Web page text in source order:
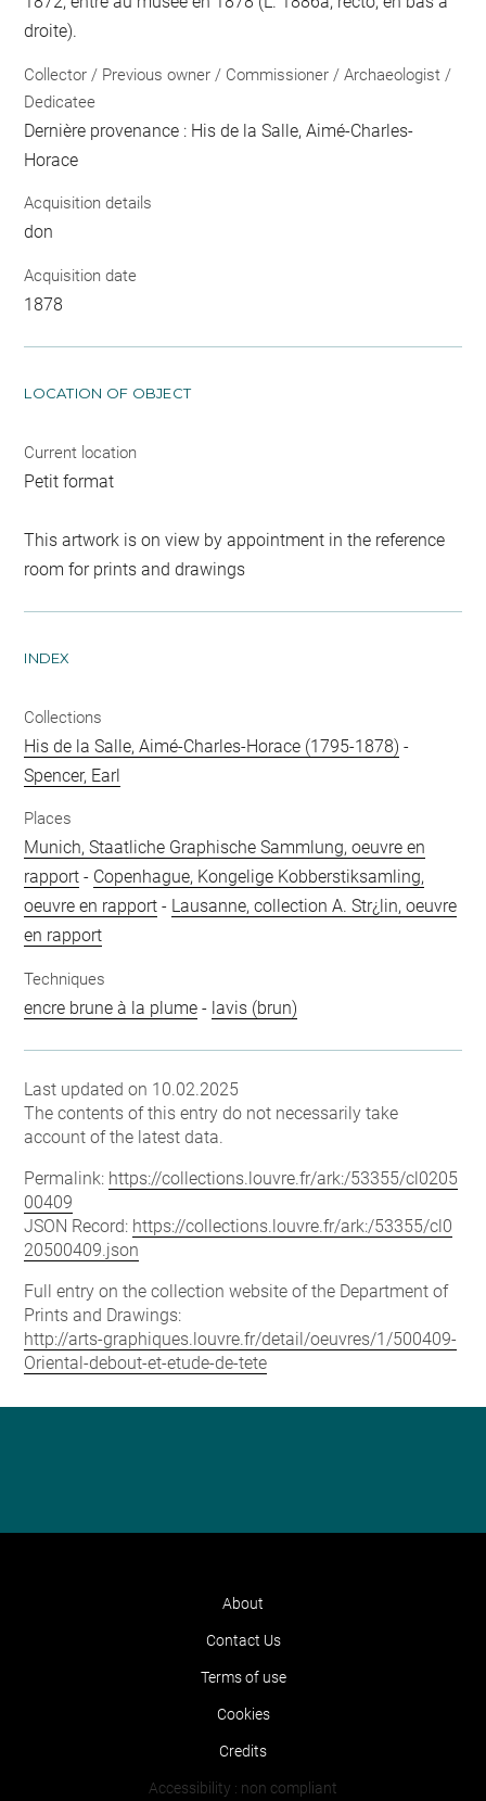
droite).
Collector / Previous owner / Commissioner / Archaeologist /
Dedicatee
Dernière provenance : His de la Salle, Aimé-Charles-
Horace
Acquisition details
don
Acquisition date
1878
LOCATION OF OBJECT
Current location
Petit format
This artwork is on view by appointment in the reference
room for prints and drawings
INDEX
Collections
His de la Salle, Aimé-Charles-Horace (1795-1878) -
Spencer, Earl
Places
Munich, Staatliche Graphische Sammlung, oeuvre en
rapport - Copenhague, Kongelige Kobberstiksamling,
oeuvre en rapport - Lausanne, collection A. Str¿lin, oeuvre
en rapport
Techniques
encre brune à la plume - lavis (brun)
Last updated on 10.02.2025
The contents of this entry do not necessarily take
account of the latest data.
Permalink: https://collections.louvre.fr/ark:/53355/cl0205
00409
JSON Record: https://collections.louvre.fr/ark:/53355/cl0
20500409.json
Full entry on the collection website of the Department of
Prints and Drawings:
http://arts-graphiques.louvre.fr/detail/oeuvres/1/500409-
Oriental-debout-et-etude-de-tete
About
Contact Us
Terms of use
Cookies
Credits
Accessibility : non compliant